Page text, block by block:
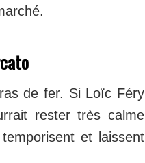
de fer. Si Loïc Féry
rester très calme
et laissent